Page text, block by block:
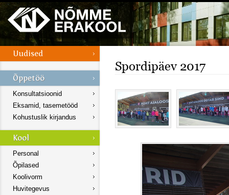
Konsultatsioonid
Eksamid, tasemetööd
Kohustuslik kirjandus
Personal
Õpilased
Koolivorm
Huvitegevus
Spordipäev 2017